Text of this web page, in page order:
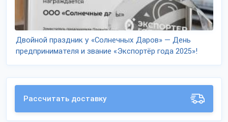
Двойной праздник у «Солнечных Даров» — День
предпринимателя и звание «Экспортёр года 2025»!
Рассчитать доставку